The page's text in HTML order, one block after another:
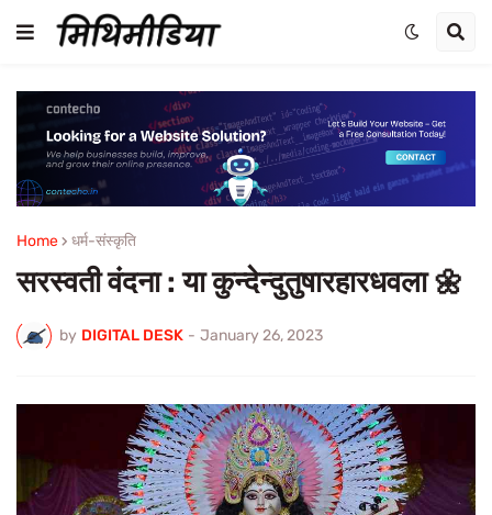
Home धर्म-संस्कृति
सरस्वती वंदना : या कुन्देन्दुतुषारहारधवला 🌼
by DIGITAL DESK - January 26, 2023